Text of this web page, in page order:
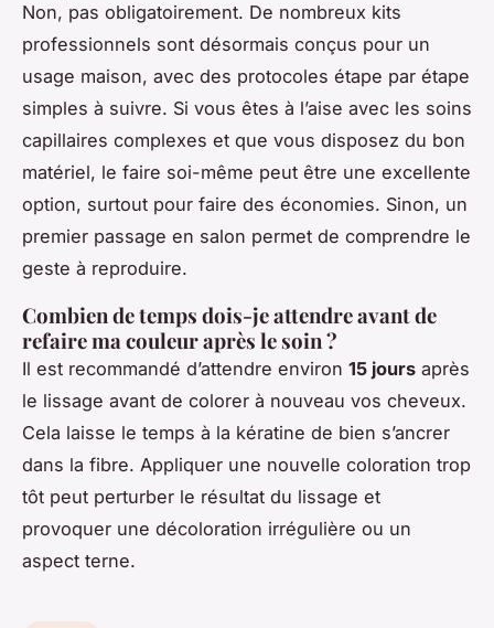
Non, pas obligatoirement. De nombreux kits
professionnels sont désormais conçus pour un
usage maison, avec des protocoles étape par étape
simples à suivre. Si vous êtes à l’aise avec les soins
capillaires complexes et que vous disposez du bon
matériel, le faire soi-même peut être une excellente
option, surtout pour faire des économies. Sinon, un
premier passage en salon permet de comprendre le
geste à reproduire.
Combien de temps dois-je attendre avant de
refaire ma couleur après le soin ?
Il est recommandé d’attendre environ 15 jours après
le lissage avant de colorer à nouveau vos cheveux.
Cela laisse le temps à la kératine de bien s’ancrer
dans la fibre. Appliquer une nouvelle coloration trop
tôt peut perturber le résultat du lissage et
provoquer une décoloration irrégulière ou un
aspect terne.